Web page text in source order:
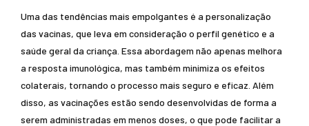
Uma das tendências mais empolgantes é a personalização
das vacinas, que leva em consideração o perfil genético e a
saúde geral da criança. Essa abordagem não apenas melhora
a resposta imunológica, mas também minimiza os efeitos
colaterais, tornando o processo mais seguro e eficaz. Além
disso, as vacinações estão sendo desenvolvidas de forma a
serem administradas em menos doses, o que pode facilitar a